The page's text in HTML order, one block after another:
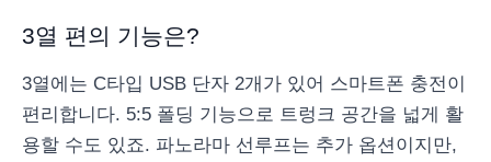
3열 편의 기능은?
3열에는 C타입 USB 단자 2개가 있어 스마트폰 충전이
편리합니다. 5:5 폴딩 기능으로 트렁크 공간을 넓게 활
용할 수도 있죠. 파노라마 선루프는 추가 옵션이지만,